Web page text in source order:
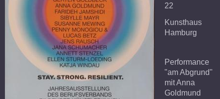
22
Kunsthaus
Hamburg
Performance
"am Abgrund"
mit Anna
Goldmund